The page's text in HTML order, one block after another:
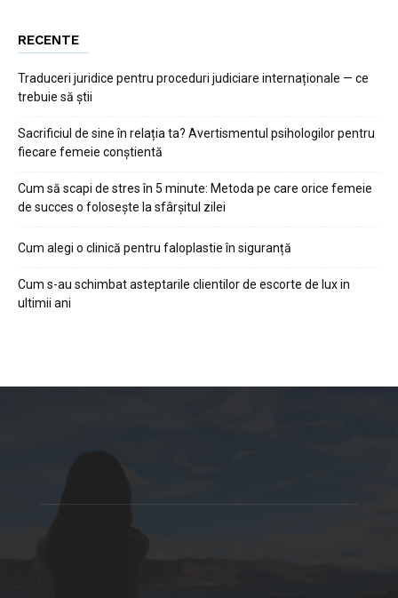
RECENTE
Traduceri juridice pentru proceduri judiciare internaționale — ce
trebuie să știi
Sacrificiul de sine în relația ta? Avertismentul psihologilor pentru
fiecare femeie conștientă
Cum să scapi de stres în 5 minute: Metoda pe care orice femeie
de succes o folosește la sfârșitul zilei
Cum alegi o clinică pentru faloplastie în siguranță
Cum s-au schimbat asteptarile clientilor de escorte de lux in
ultimii ani